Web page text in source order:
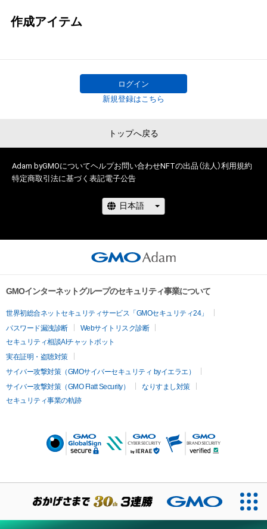
作成アイテム
ログイン
新規登録はこちら
トップへ戻る
Adam byGMOについてヘルプお問い合わせNFTの出品（法人）利用規約
特定商取引法に基づく表記電子公告
GMOインターネットグループのセキュリティ事業について
世界初総合ネットセキュリティサービス「GMOセキュリティ24」
パスワード漏洩診断
Webサイトリスク診断
セキュリティ相談AIチャットボット
実在証明・盗聴対策
サイバー攻撃対策（GMOサイバーセキュリティ byイエラエ）
サイバー攻撃対策（GMO Flatt Security）
なりすまし対策
セキュリティ事業の軌跡